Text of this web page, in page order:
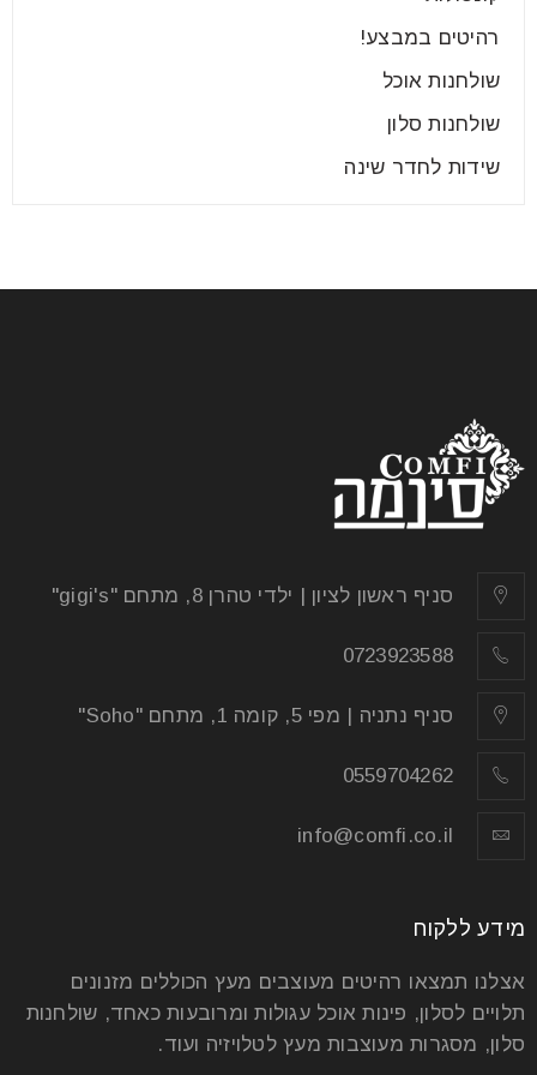
24 יונ
שיגרום לכם להרגיש בבית. כשבוחרים נכון, הבית יהפוך
רהיטים במבצע!
שולחנות אוכל
שולחנות סלון
שידות לחדר שינה
סניף ראשון לציון | ילדי טהרן 8, מתחם "gigi's"
0723923588
סניף נתניה | מפי 5, קומה 1, מתחם "Soho"
0559704262
info@comfi.co.il
מידע ללקוח
אצלנו תמצאו רהיטים מעוצבים מעץ הכוללים מזנונים
תלויים לסלון, פינות אוכל עגולות ומרובעות כאחד, שולחנות
סלון, מסגרות מעוצבות מעץ לטלויזיה ועוד.